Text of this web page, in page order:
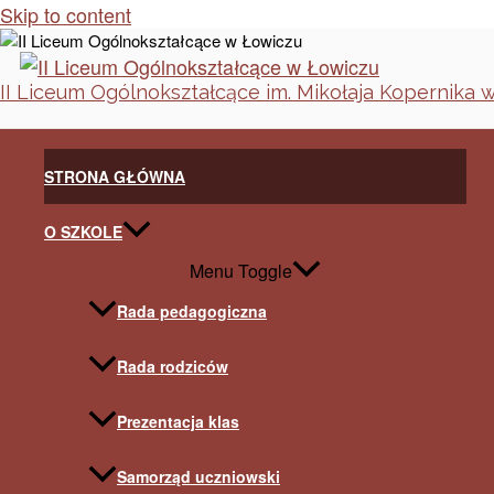
Skip to content
II Liceum Ogólnokształcące im. Mikołaja Kopernika
STRONA GŁÓWNA
O SZKOLE
Menu Toggle
Rada pedagogiczna
Rada rodziców
Prezentacja klas
Samorząd uczniowski